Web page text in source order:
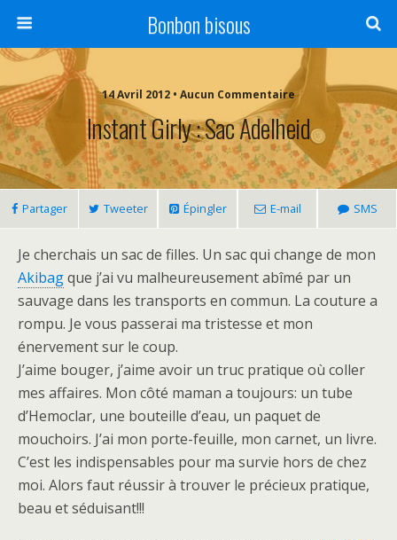
Bonbon bisous
14 Avril 2012 • Aucun Commentaire
Instant Girly : Sac Adelheid
Partager Tweeter Épingler E-mail SMS
Je cherchais un sac de filles. Un sac qui change de mon
Akibagque j’ai vu malheureusement abîmé par un
sauvage dans les transports en commun. La couture a
rompu. Je vous passerai ma tristesse et mon
énervement sur le coup.
J’aime bouger, j’aime avoir un truc pratique où coller
mes affaires. Mon côté maman a toujours: un tube
d’Hemoclar, une bouteille d’eau, un paquet de
mouchoirs. J’ai mon porte-feuille, mon carnet, un livre.
C’est les indispensables pour ma survie hors de chez
moi. Alors faut réussir à trouver le précieux pratique,
beau et séduisant!!!